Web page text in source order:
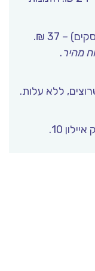
מהיר.
ללא עלות.
10.